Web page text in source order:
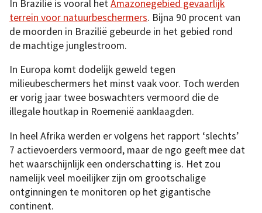
In Brazilië is vooral hetAmazonegebied gevaarlijk
terrein voor natuurbeschermers. Bijna 90 procent van
de moorden in Brazilië gebeurde in het gebied rond
de machtige junglestroom.
In Europa komt dodelijk geweld tegen
milieubeschermers het minst vaak voor. Toch werden
er vorig jaar twee boswachters vermoord die de
illegale houtkap in Roemenië aanklaagden.
In heel Afrika werden er volgens het rapport ‘slechts’
7 actievoerders vermoord, maar de ngo geeft mee dat
het waarschijnlijk een onderschatting is. Het zou
namelijk veel moeilijker zijn om grootschalige
ontginningen te monitoren op het gigantische
continent.